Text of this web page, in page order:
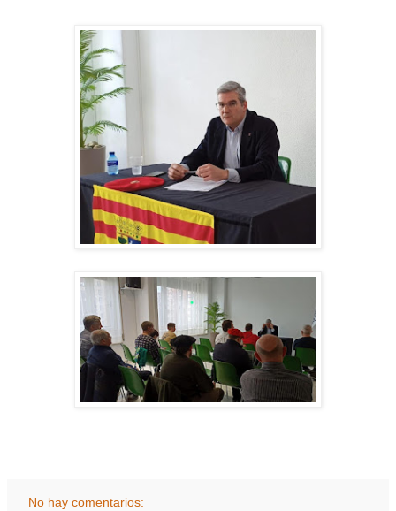
No hay comentarios: